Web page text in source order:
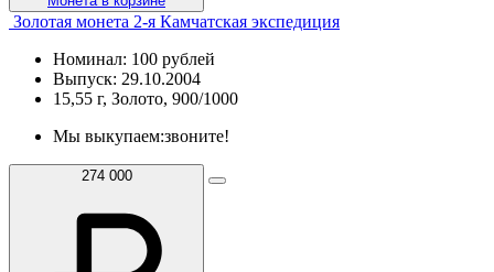
Золотая монета 2-я Камчатская экспедиция
Номинал: 100 рублей
Выпуск: 29.10.2004
15,55 г, Золото, 900/1000
Мы выкупаем:звоните!
274 000